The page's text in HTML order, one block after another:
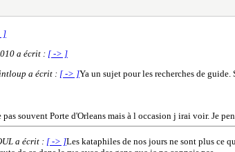
]
a écrit : [ -> ]
a écrit : [ -> ]Ya un sujet pour les recherches de
souvent Porte d'Orleans mais à l occasion j irai voir. Je
a écrit : [ -> ]Les kataphiles de nos jours ne sont plus ce